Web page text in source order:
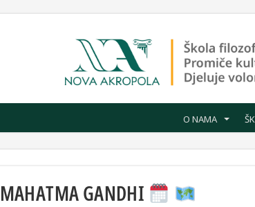
O NAMA
MAHATMA GANDHI